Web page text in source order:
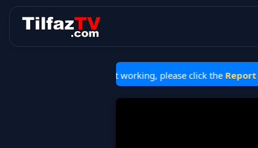
is stopped or not working, please click theReport to Fix